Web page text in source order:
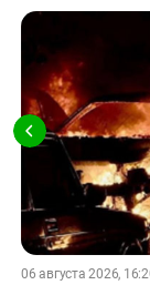
06 августа 2026,